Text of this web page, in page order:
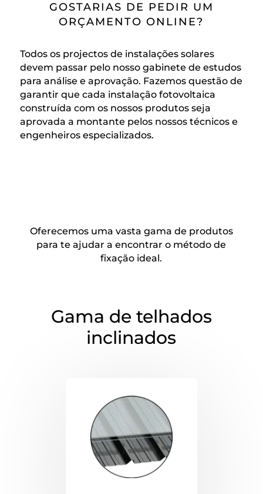
GOSTARIAS DE PEDIR UM
ORÇAMENTO ONLINE?
Todos os projectos de instalações solares
devem passar pelo nosso gabinete de estudos
para análise e aprovação. Fazemos questão de
garantir que cada instalação fotovoltaica
construída com os nossos produtos seja
aprovada a montante pelos nossos técnicos e
engenheiros especializados.
Oferecemos uma vasta gama de produtos
para te ajudar a encontrar o método de
fixação ideal.
Gama de telhados
inclinados